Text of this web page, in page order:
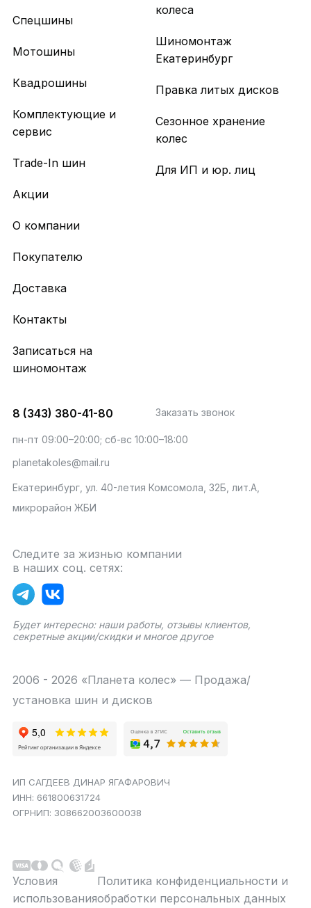
Спецшины
Мотошины
Квадрошины
Комплектующие и
сервис
Trade-In шин
Акции
колеса
Шиномонтаж
Екатеринбург
Правка литых дисков
Сезонное хранение
колес
Для ИП и юр. лиц
О компании
Покупателю
Доставка
Контакты
Записаться на
шиномонтаж
8 (343) 380-41-80 Заказать звонок
пн-пт 09:00–20:00; сб-вс 10:00–18:00
planetakoles@mail.ru
Екатеринбург, ул. 40-летия Комсомола, 32Б, лит.А,
микрорайон ЖБИ
Следите за жизнью компании
в наших соц. сетях:
Будет интересно: наши работы, отзывы клиентов,
секретные акции/скидки и многое другое
2006 - 2026 «Планета колес» — Продажа/
установка шин и дисков
ИП САГДЕЕВ ДИНАР ЯГАФАРОВИЧ
ИНН: 661800631724
ОГРНИП: 308662003600038
Условия
использования
Политика конфиденциальности и
обработки персональных данных